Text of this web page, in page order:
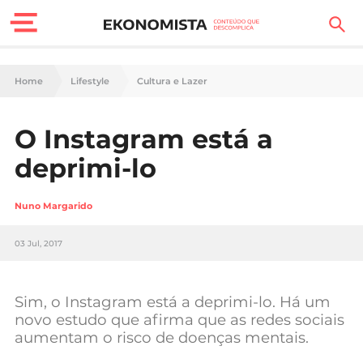
Finanças Pessoais
Carreira
Casa
Tecnologia
Negócios
Home Lifestyle Cultura e Lazer
O Instagram está a
deprimi-lo
Nuno Margarido
03 Jul, 2017
Sim, o Instagram está a deprimi-lo. Há um
novo estudo que afirma que as redes sociais
aumentam o risco de doenças mentais.